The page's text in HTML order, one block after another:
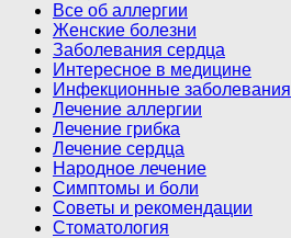
Все об аллергии
Женские болезни
Заболевания сердца
Интересное в медицине
Инфекционные заболевания
Лечение аллергии
Лечение грибка
Лечение сердца
Народное лечение
Симптомы и боли
Советы и рекомендации
Стоматология